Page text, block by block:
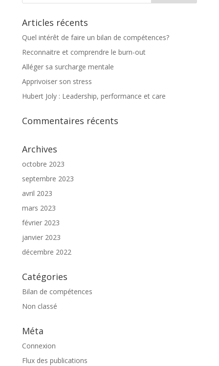
Articles récents
Quel intérêt de faire un bilan de compétences?
Reconnaitre et comprendre le burn-out
Alléger sa surcharge mentale
Apprivoiser son stress
Hubert Joly : Leadership, performance et care
Commentaires récents
Archives
octobre 2023
septembre 2023
avril 2023
mars 2023
février 2023
janvier 2023
décembre 2022
Catégories
Bilan de compétences
Non classé
Méta
Connexion
Flux des publications